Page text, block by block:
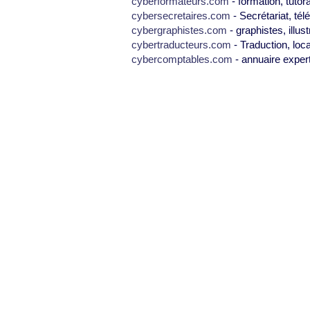
cybersecretaires.com - Secrétariat,
cybergraphistes.com - graphistes,
cybertraducteurs.com - Traduction,
cybercomptables.com - annuaire